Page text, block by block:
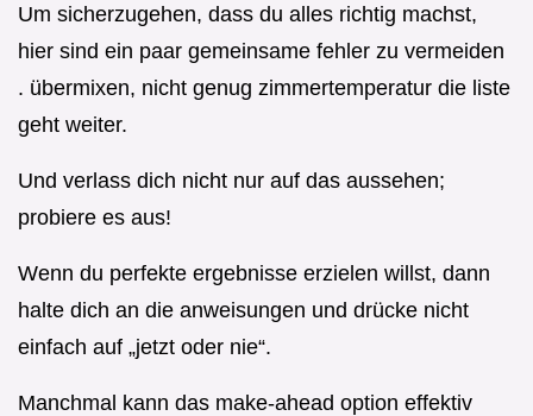
Um sicherzugehen, dass du alles richtig machst,
hier sind ein paar gemeinsame fehler zu vermeiden
. übermixen, nicht genug zimmertemperatur die liste
geht weiter.
Und verlass dich nicht nur auf das aussehen;
probiere es aus!
Wenn du perfekte ergebnisse erzielen willst, dann
halte dich an die anweisungen und drücke nicht
einfach auf „jetzt oder nie“.
Manchmal kann das make-ahead option effektiv